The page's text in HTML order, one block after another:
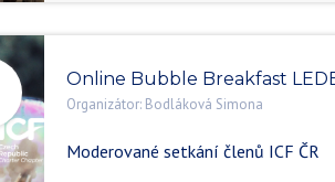
Online Bubble Breakfast
Organizátor: Bodláková Simona
Moderované setkání členů ICF ČR